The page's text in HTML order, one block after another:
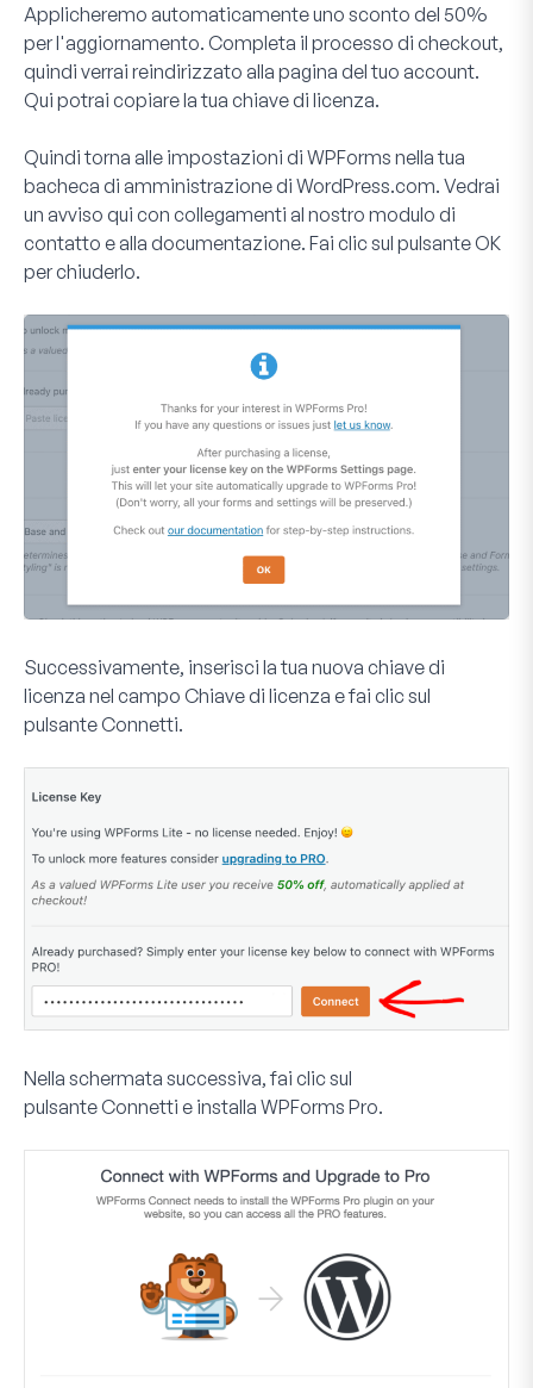
Applicheremo automaticamente uno sconto del 50%
per l'aggiornamento. Completa il processo di checkout,
quindi verrai reindirizzato alla pagina del tuo account.
Qui potrai copiare la tua chiave di licenza.
Quindi torna alle impostazioni di WPForms nella tua
bacheca di amministrazione di WordPress.com. Vedrai
un avviso qui con collegamenti al nostro modulo di
contatto e alla documentazione. Fai clic sul pulsante OK
per chiuderlo.
Successivamente, inserisci la tua nuova chiave di
licenza nel campo Chiave di licenza e fai clic sul
pulsante Connetti.
Nella schermata successiva, fai clic sul
pulsante Connetti e installa WPForms Pro.